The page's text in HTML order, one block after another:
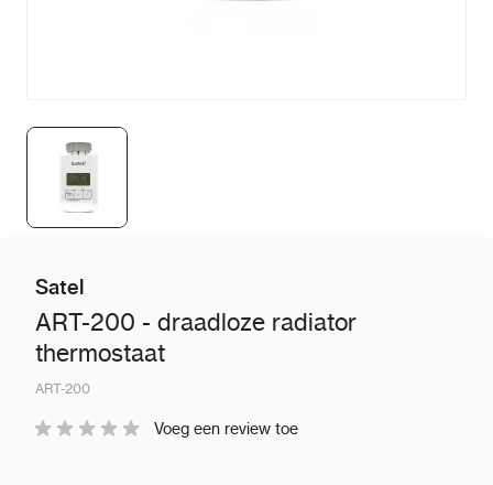
Satel
ART-200 - draadloze radiator
thermostaat
ART-200
Voeg een review toe